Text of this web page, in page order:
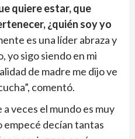
quiere estar, que
¿quién soy yo
es una líder abraza y
yo sigo siendo en mi
de madre me dijo ve
comentó.
veces el mundo es muy
decían tantas